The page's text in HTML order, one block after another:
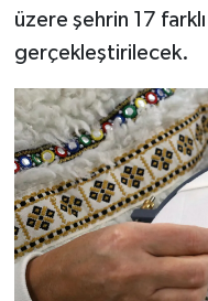
üzere şehrin 17
gerçekleştirilecek.